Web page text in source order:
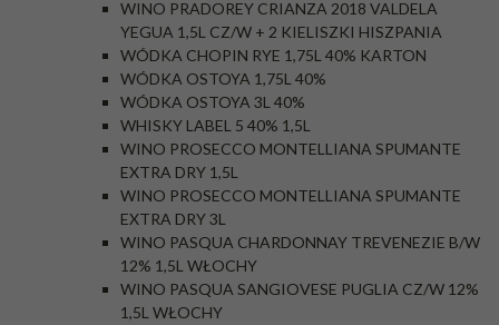
WINO PRADOREY CRIANZA 2018 VALDELA
YEGUA 1,5L CZ/W + 2 KIELISZKI HISZPANIA
WÓDKA CHOPIN RYE 1,75L 40% KARTON
WÓDKA OSTOYA 1,75L 40%
WÓDKA OSTOYA 3L 40%
WHISKY LABEL 5 40% 1,5L
WINO PROSECCO MONTELLIANA SPUMANTE
EXTRA DRY 1,5L
WINO PROSECCO MONTELLIANA SPUMANTE
EXTRA DRY 3L
WINO PASQUA CHARDONNAY TREVENEZIE B/W
12% 1,5L WŁOCHY
WINO PASQUA SANGIOVESE PUGLIA CZ/W 12%
1,5L WŁOCHY